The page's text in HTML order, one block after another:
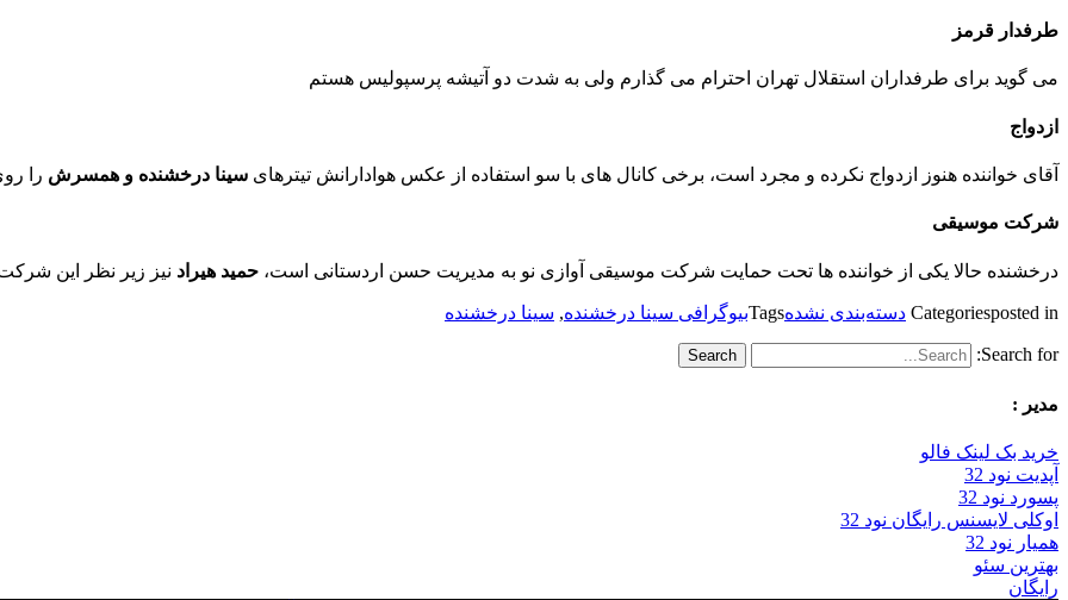
طرفدار قرمز
می گوید برای طرفداران استقلال تهران احترام می گذارم ولی به شدت دو آتیشه پرسپولیس هستم
ازدواج
آقای خواننده هنوز ازدواج نکرده و مجرد است، برخی کانال های با سو استفاده از عکس هوادارانش تیترهای سینا درخشنده و همسرش را
شرکت موسیقی
درخشنده حالا یکی از خواننده ها تحت حمایت شرکت موسیقی آوازی نو به مدیریت حسن اردستانی است، حمید هیراد نیز زیر نظر این
Categoriesposted in دسته‌بندی نشدهTagsبیوگرافی سینا درخشنده, سینا درخشنده
Search for:
مدیر :
خرید بک لینک فالو
آپدیت نود 32
پسورد نود 32
اوکلی لایسنس رایگان نود 32
همیار نود 32
بهترین سئو
رایگان